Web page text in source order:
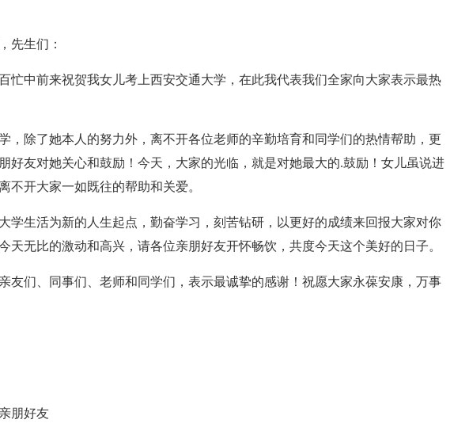
先生们：
中前来祝贺我女儿考上西安交通大学，在此我代表我们全家向大家表示最热
除了她本人的努力外，离不开各位老师的辛勤培育和同学们的热情帮助，更
好友对她关心和鼓励！今天，大家的光临，就是对她最大的.鼓励！女儿虽说进
不开大家一如既往的帮助和关爱。
生活为新的人生起点，勤奋学习，刻苦钻研，以更好的成绩来回报大家对你
天无比的激动和高兴，请各位亲朋好友开怀畅饮，共度今天这个美好的日子。
们、同事们、老师和同学们，表示最诚挚的感谢！祝愿大家永葆安康，万事
朋好友